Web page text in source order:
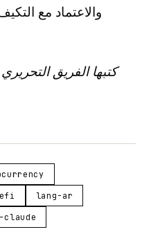
والاعتماد مع
كتبها الفريق
lang-ar
claude